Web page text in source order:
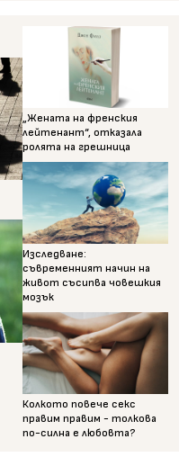
„Жената на френския
лейтенант“, отказала
ролята на грешница
Изследване:
съвременният начин на
живот съсипва човешкия
мозък
Колкото повече секс
правим правим - толкова
по-силна е любовта?